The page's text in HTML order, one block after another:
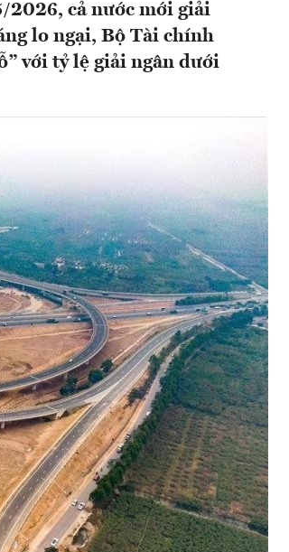
2026, cả nước mới giải
lo ngại, Bộ Tài chính
với tỷ lệ giải ngân dưới